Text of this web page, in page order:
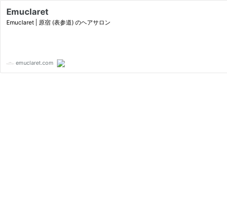
Emuclaret
Emuclaret | 原宿 (表参道) のヘアサロン
emuclaret.com